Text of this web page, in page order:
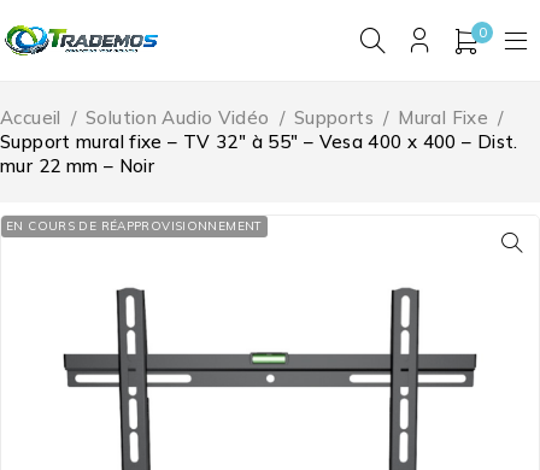
0
Accueil / Solution Audio Vidéo / Supports / Mural Fixe /
Support mural fixe – TV 32″ à 55″ – Vesa 400 x 400 – Dist.
mur 22 mm – Noir
EN COURS DE RÉAPPROVISIONNEMENT